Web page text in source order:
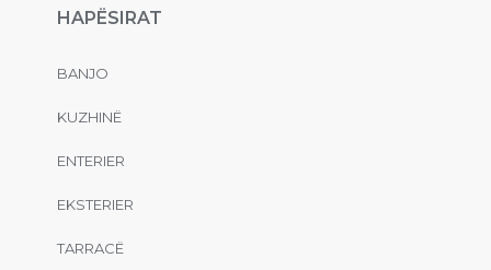
HAPËSIRAT
BANJO
KUZHINË
ENTERIER
EKSTERIER
TARRACË